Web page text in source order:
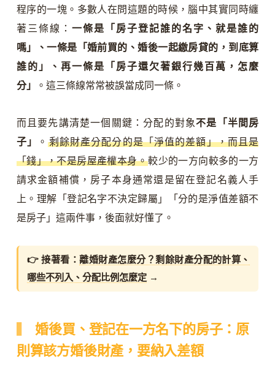
程序的一塊。多數人在問這題的時候，腦中其實同時纏
著三條線： 一條是「房子登記誰的名字、就是誰的
嗎」、一條是「婚前買的、婚後一起繳房貸的，到底算
誰的」、再一條是「房子還欠著銀行幾百萬，怎麼
分」
。這三條線常常被誤當成同一條。
而且要先講清楚一個關鍵：分配的對象不是「半間房
子」
。剩餘財產分配分的是「淨值的差額」，而且是
「錢」，不是房屋產權本身。較少的一方向較多的一方
請求金額補償，房子本身通常還是留在登記名義人手
上。理解「登記名字不決定歸屬」「分的是淨值差額不
是房子」這兩件事，後面就好懂了。
👉 接著看：離婚財產怎麼分？剩餘財產分配的計算、
哪些不列入、分配比例怎麼定→
婚後買、登記在一方名下的房子：原
則算該方婚後財產，要納入差額